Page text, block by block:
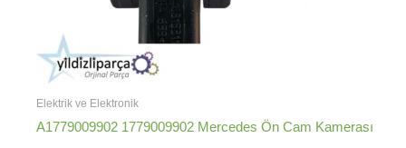
Elektrik ve Elektronik
A1779009902 1779009902 Mercedes Ön Cam Kamerası